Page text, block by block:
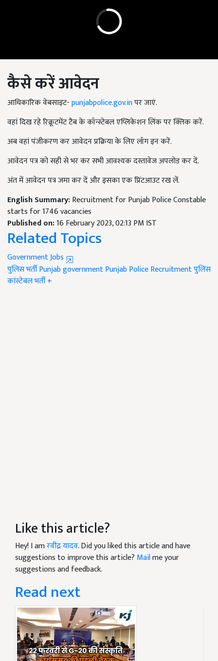
कैसे करें आवेदन
आधिकारिक वेबसाइट-punjabpolice.gov.inपर जाएं.
वहां दिख रहे रिक्रूटमेंट टैब के कॉन्स्टेबल एप्लिकेशन लिंक पर क्लिक करें.
अब वहां पंजीकरण कर आवेदन प्रक्रिया के लिए लॉग इन करें.
आवेदन पत्र को सही से भर कर सभी आवश्यक दस्तावेज अपलोड कर दें.
अंत में आवेदन पत्र जमा कर दें और इसका एक प्रिंटआउट रख लें.
English Summary:Recruitment for Punjab Police Constable
starts for 1746 vacancies
Published on:16 February 2023, 02:13 PM IST
Related Topics
Government Jobs
पुलिस भर्तीPunjab governmentPunjab Police Recruitmentपुलिस
कांस्टेबल भर्ती+
Like this article?
Hey! I amरवींद्र यादव. Did you liked this article and have
suggestions to improve this article? Mailme your
suggestions and feedback.
Read next